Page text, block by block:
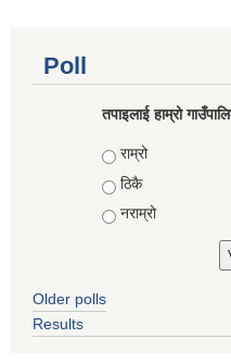
Poll
तपाइलाई हाम्रो
Choices
राम्रो
ठिकै
नराम्रो
Older polls
Results